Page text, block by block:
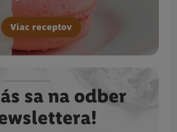
Viac receptov
sa na odber